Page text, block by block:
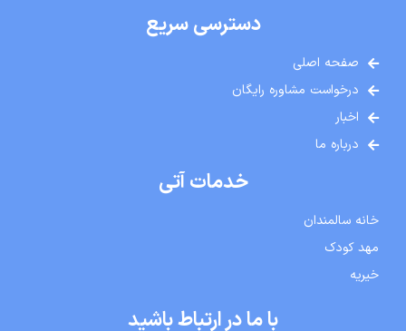
دسترسی سریع
صفحه اصلی
درخواست مشاوره رایگان
اخبار
درباره ما
خدمات آتی
خانه سالمندان
مهد کودک
خیریه
با ما در ارتباط باشید